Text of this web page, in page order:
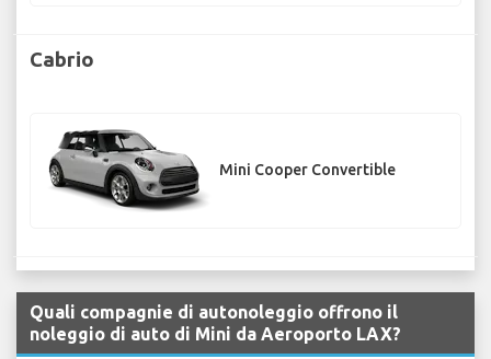
Cabrio
Mini Cooper Convertible
Quali compagnie di autonoleggio offrono il
noleggio di auto di Mini da Aeroporto LAX?